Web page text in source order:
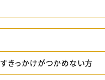
きっかけがつかめない方